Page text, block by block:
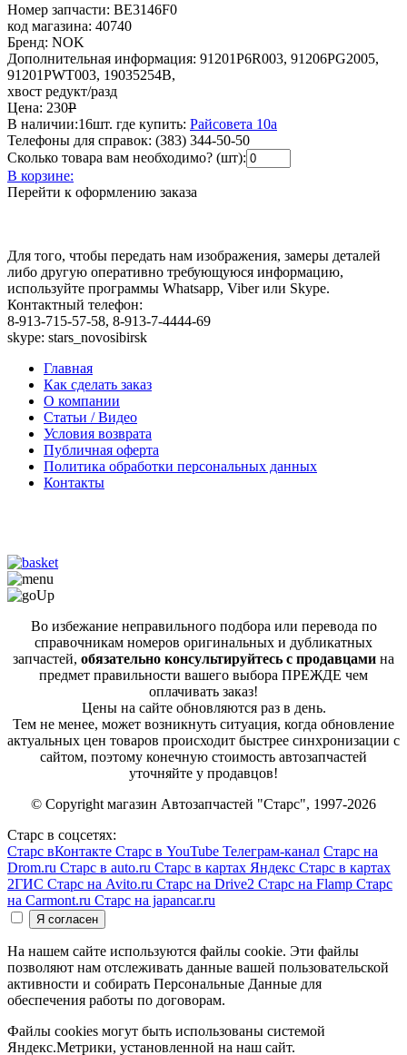
Номер запчасти: BE3146F0
код магазина: 40740
Бренд: NOK
Дополнительная информация: 91201P6R003, 91206PG2005,
91201PWT003, 19035254B,
хвост редукт/разд
Цена: 230Р
В наличии:16шт. где купить: Райсовета 10а
Телефоны для справок: (383) 344-50-50
Сколько товара вам необходимо? (шт):
В корзине:
Перейти к оформлению заказа
Для того, чтобы передать нам изображения, замеры деталей
либо другую оперативно требующуюся информацию,
используйте программы Whatsapp, Viber или Skype.
Контактный телефон:
8-913-715-57-58, 8-913-7-4444-69
skype: stars_novosibirsk
Главная
Как сделать заказ
О компании
Статьи / Видео
Условия возврата
Публичная оферта
Политика обработки персональных данных
Контакты
Во избежание неправильного подбора или перевода по
справочникам номеров оригинальных и дубликатных
запчастей, обязательно консультируйтесь с продавцами на
предмет правильности вашего выбора ПРЕЖДЕ чем
оплачивать заказ!
Цены на сайте обновляются раз в день.
Тем не менее, может возникнуть ситуация, когда обновление
актуальных цен товаров происходит быстрее синхронизации с
сайтом, поэтому конечную стоимость автозапчастей
уточняйте у продавцов!
© Copyright магазин Автозапчастей "Старс", 1997-2026
Старс в соцсетях:
Старс вКонтакте Старс в YouTube Телеграм-канал Старс на
Drom.ru Старс в auto.ru Старс в картах Яндекс Старс в картах
2ГИС Старс на Avito.ru Старс на Drive2 Старс на Flamp Старс
на Carmont.ru Старс на japancar.ru
На нашем сайте используются файлы cookie. Эти файлы
позволяют нам отслеживать данные вашей пользовательской
активности и собирать Персональные Данные для
обеспечения работы по договорам.
Файлы cookies могут быть использованы системой
Яндекс.Метрики, установленной на наш сайт.